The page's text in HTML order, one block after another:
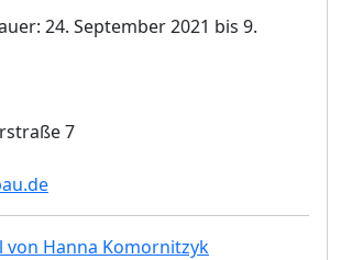
24. September 2021 bis 9.
7
von Hanna Komornitzyk